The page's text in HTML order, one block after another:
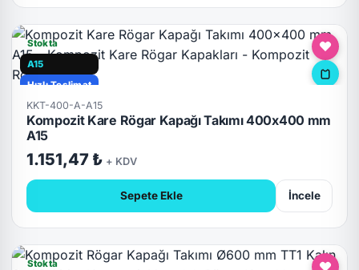
Stokta
A15
Hızlı Teslimat
KKT-400-A-A15
Kompozit Kare Rögar Kapağı Takımı 400x400 mm
A15
1.151,47 ₺ + KDV
Sepete Ekle İncele
Stokta